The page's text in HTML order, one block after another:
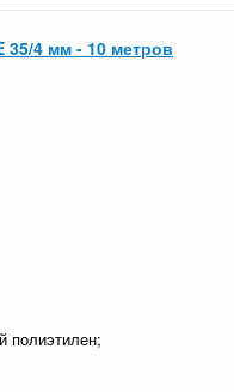
35/4 мм - 10 метров
полиэтилен;